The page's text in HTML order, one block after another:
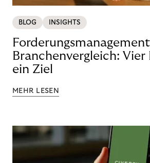
BLOG INSIGHTS
Branchenvergleich: Vier
ein Ziel
MEHR LESEN